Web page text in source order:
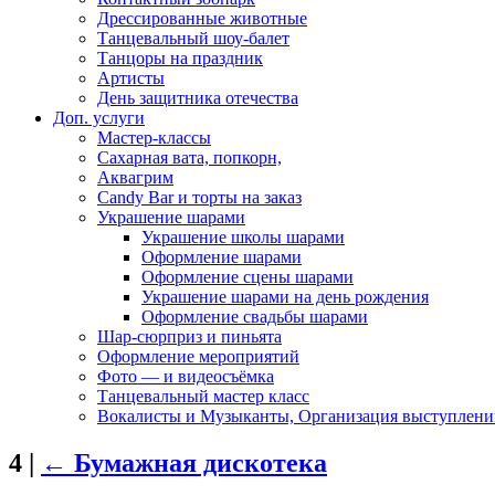
Дрессированные животные
Танцевальный шоу-балет
Танцоры на праздник
Артисты
День защитника отечества
Доп. услуги
Мастер-классы
Сахарная вата, попкорн,
Аквагрим
Candy Bar и торты на заказ
Украшение шарами
Украшение школы шарами
Оформление шарами
Оформление сцены шарами
Украшение шарами на день рождения
Оформление свадьбы шарами
Шар-сюрприз и пиньята
Оформление мероприятий
Фото — и видеосъёмка
Танцевальный мастер класс
Вокалисты и Музыканты, Организация
4 | ← Бумажная дискотека